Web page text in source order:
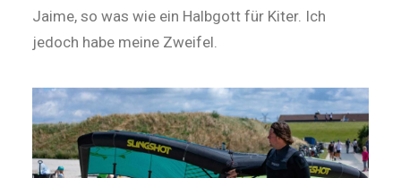
Jaime, so was wie ein Halbgott für Kiter. Ich
jedoch habe meine Zweifel.